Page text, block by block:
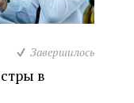
Завершилось
в